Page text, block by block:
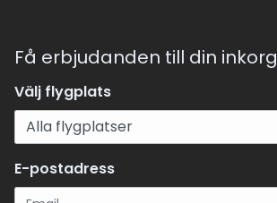
Få erbjudanden till din inkorg
Välj flygplats
E-postadress